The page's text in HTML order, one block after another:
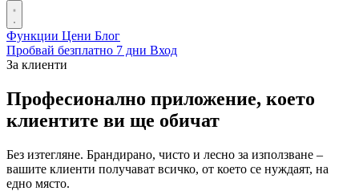
Функции Цени Блог
Пробвай безплатно 7 дни Вход
За клиенти
Професионално приложение, което
клиентите ви ще обичат
Без изтегляне. Брандирано, чисто и лесно за използване –
вашите клиенти получават всичко, от което се нуждаят, на
едно място.